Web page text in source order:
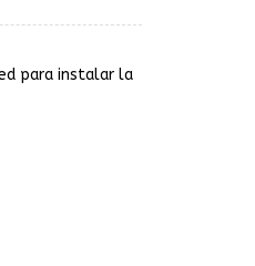
para instalar la